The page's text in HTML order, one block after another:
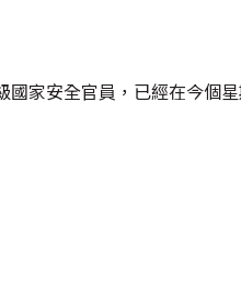
家安全官員，已經在今個